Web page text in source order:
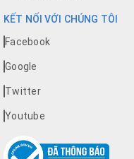
KẾT NỐI VỚI CHÚNG TÔI
Facebook
Google
Twitter
Youtube